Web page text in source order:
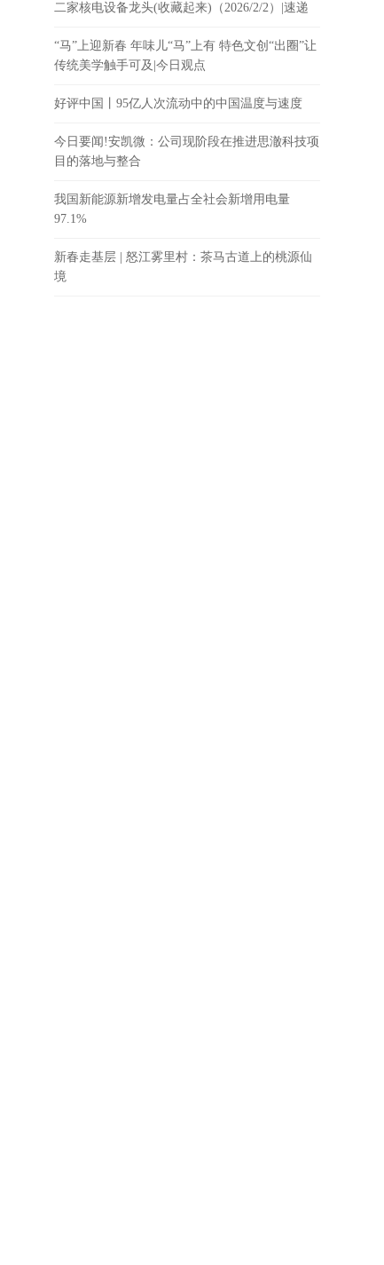
二家核电设备龙头(收藏起来)（2026/2/2）|速递
“马”上迎新春 年味儿“马”上有 特色文创“出圈”让
传统美学触手可及|今日观点
好评中国丨95亿人次流动中的中国温度与速度
今日要闻!安凯微：公司现阶段在推进思澈科技项
目的落地与整合
我国新能源新增发电量占全社会新增用电量
97.1%
新春走基层 | 怒江雾里村：茶马古道上的桃源仙
境